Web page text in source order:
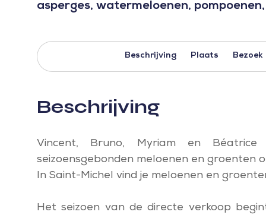
asperges, watermeloenen, pompoenen,
Beschrijving Plaats Bezoek
Beschrijving
Vincent, Bruno, Myriam en
seizoensgebonden meloenen en groenten
In Saint-Michel vind je meloenen en
Het seizoen van de directe verkoop